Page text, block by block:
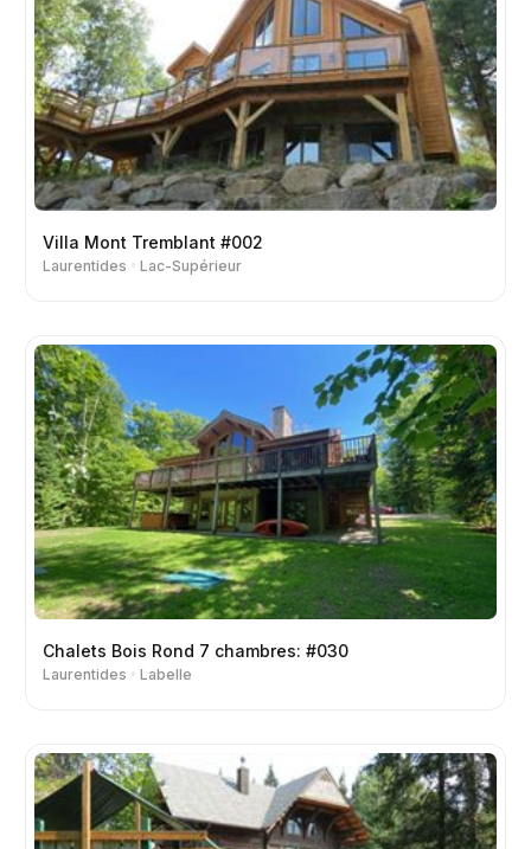
Villa Mont Tremblant #002
Laurentides Lac-Supérieur
Chalets Bois Rond 7 chambres: #030
Laurentides Labelle